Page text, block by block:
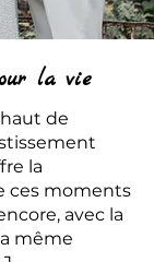
la vie
de
la
ces moments
avec la
même